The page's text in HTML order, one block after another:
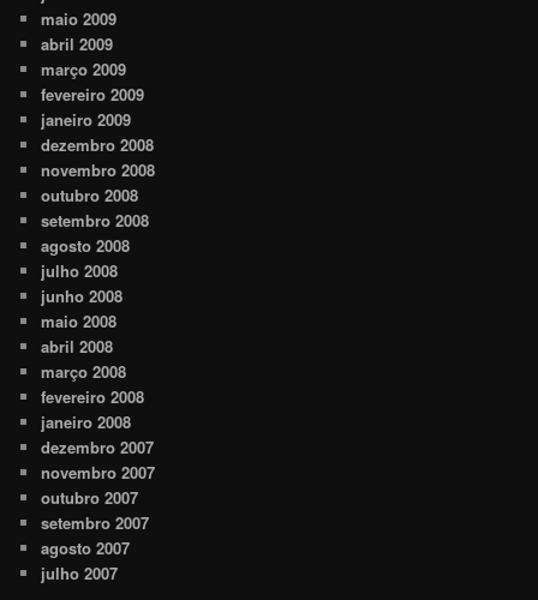
maio 2009
abril 2009
março 2009
fevereiro 2009
janeiro 2009
dezembro 2008
novembro 2008
outubro 2008
setembro 2008
agosto 2008
julho 2008
junho 2008
maio 2008
abril 2008
março 2008
fevereiro 2008
janeiro 2008
dezembro 2007
novembro 2007
outubro 2007
setembro 2007
agosto 2007
julho 2007